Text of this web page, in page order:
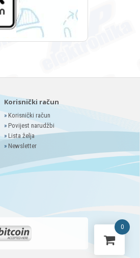
Korisnički račun
» Korisnički račun
» Povijest narudžbi
» Lista želja
» Newsletter
0